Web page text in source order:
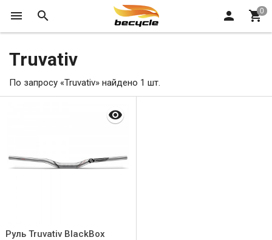
Truvativ
По запросу «Truvativ» найдено 1 шт.
Руль Truvativ BlackBox